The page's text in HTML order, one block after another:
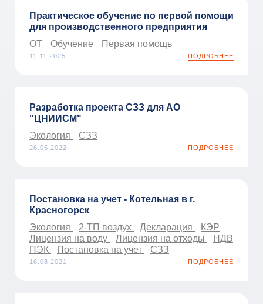
Практическое обучение по первой помощи
для производственного предприятия
ОТ
Обучение Первая помощь
11.11.2025 ПОДРОБНЕЕ
Разработка проекта СЗЗ для АО
"ЦНИИСМ"
Экология
СЗЗ
26.05.2022 ПОДРОБНЕЕ
Постановка на учет - Котельная в г.
Красногорск
Экология
2-ТП воздух Декларация
КЭР
Лицензия на воду
Лицензия на отходы
НДВ
ПЭК
Постановка на учет СЗЗ
16.08.2021 ПОДРОБНЕЕ